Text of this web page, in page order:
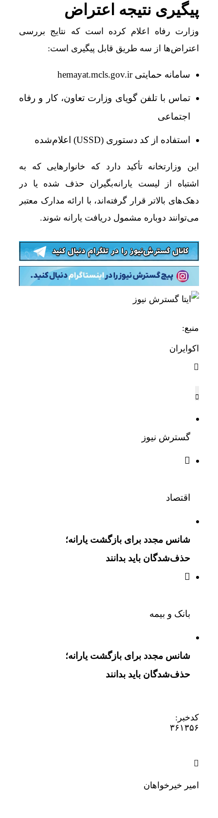
پیگیری نتیجه اعتراض
وزارت رفاه اعلام کرده است که نتایج بررسی
اعتراض‌ها از سه طریق قابل پیگیری است:
سامانه حمایتی hemayat.mcls.gov.ir
تماس با تلفن گویای وزارت تعاون، کار و رفاه
اجتماعی
استفاده از کد دستوری (USSD) اعلام‌شده
این وزارتخانه تأکید دارد که خانوارهایی که به
اشتباه از لیست یارانه‌بگیران حذف شده یا در
دهک‌های بالاتر قرار گرفته‌اند، با ارائه مدارک معتبر
می‌توانند دوباره مشمول دریافت یارانه شوند.
منبع:
اکوایران
گسترش نیوز
اقتصاد
شانس مجدد برای بازگشت یارانه؛
حذف‌شدگان باید بدانند
بانک و بیمه
شانس مجدد برای بازگشت یارانه؛
حذف‌شدگان باید بدانند
کدخبر:
۳۶۱۳۵۶
امیر خیرخواهان